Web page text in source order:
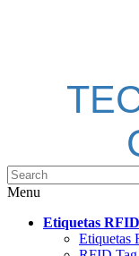
Menu
Etiquetas RFID
Etiquetas